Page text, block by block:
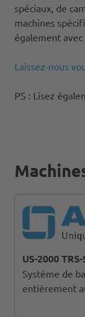
spéciaux, de
machines
également
Laissez-nous
PS : Lisez
US-2000 TRS-
Système de
entièrement